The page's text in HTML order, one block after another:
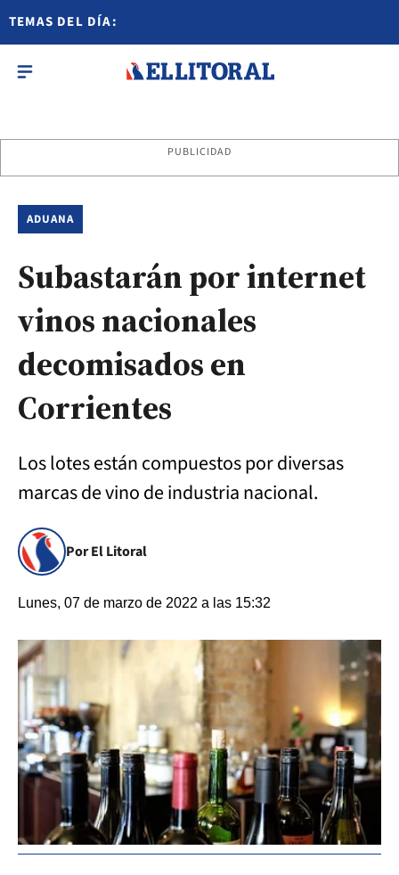
TEMAS DEL DÍA:
PUBLICIDAD
ADUANA
Subastarán por internet
vinos nacionales
decomisados en
Corrientes
Los lotes están compuestos por diversas
marcas de vino de industria nacional.
Por El Litoral
Lunes, 07 de marzo de 2022 a las 15:32